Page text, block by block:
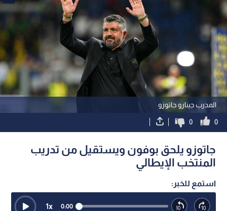
المدرب جينارو جاتوزو
0
0
جاتوزو يلحق بوفون ويستقيل من تدريب
المنتخب الإيطالي
استمع للخبر:
0:00
1x